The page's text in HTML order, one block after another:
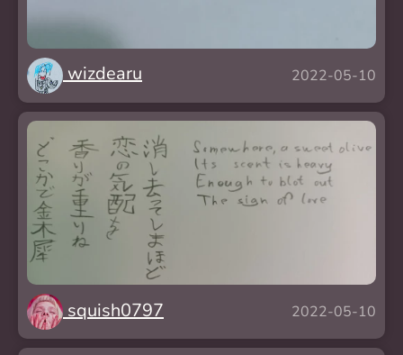
wizdearu 2022-05-10
squish0797 2022-05-10